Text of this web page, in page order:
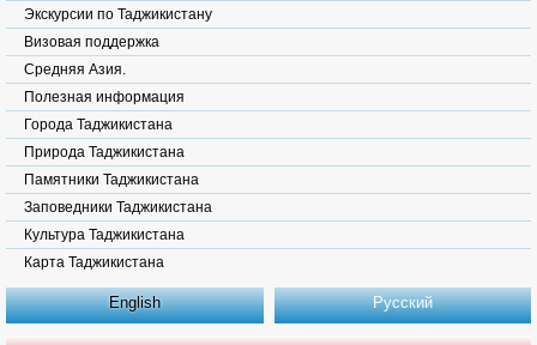
Экскурсии по Таджикистану
Визовая поддержка
Средняя Азия.
Полезная информация
Города Таджикистана
Природа Таджикистана
Памятники Таджикистана
Заповедники Таджикистана
Культура Таджикистана
Карта Таджикистана
English Русский